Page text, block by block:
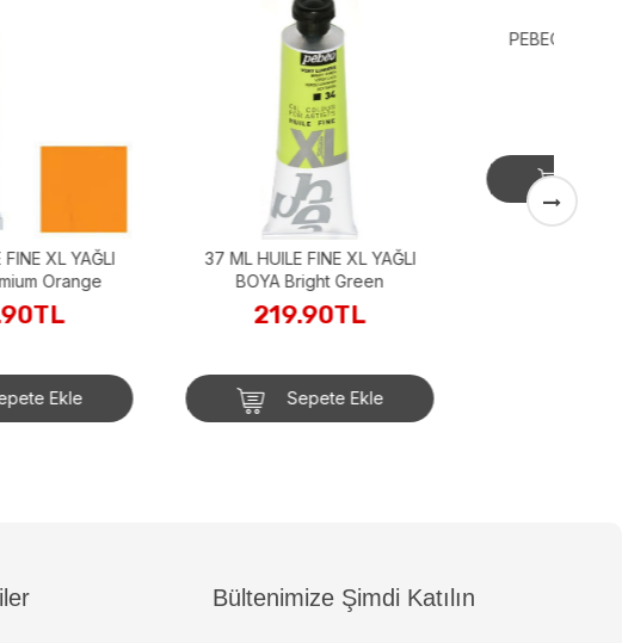
37 ML HUILE FINE XL YAĞLI
BOYA Bright Green
219.90TL
Sepete Ekle
PEBEO YAĞLI BOYA 37 ML
Sepete Ekle
Bültenimize Şimdi Katılın